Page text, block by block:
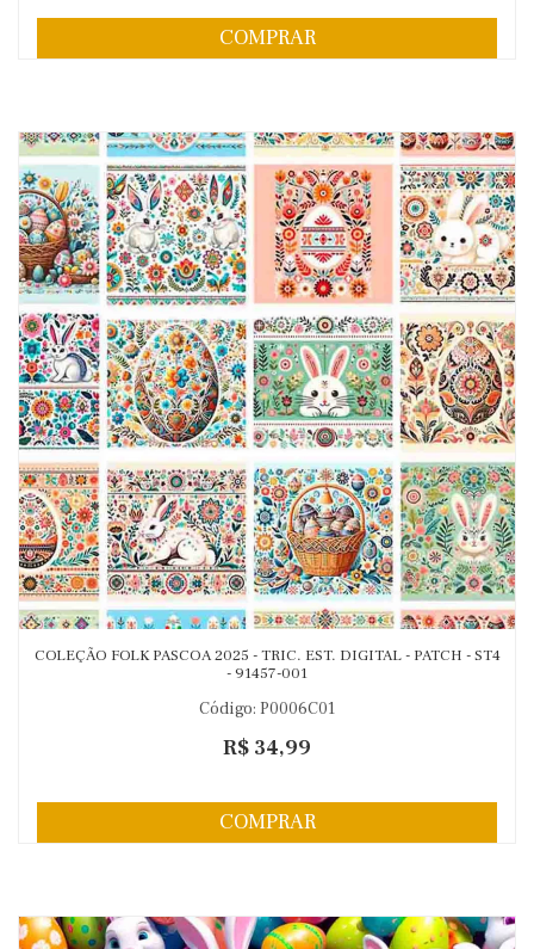
COMPRAR
COLEÇÃO FOLK PASCOA 2025 - TRIC. EST. DIGITAL - PATCH - ST4
- 91457-001
Código: P0006C01
R$ 34,99
COMPRAR